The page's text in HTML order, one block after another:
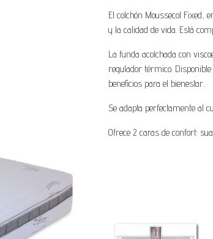
El colchón Moussecol Fixed,
y la calidad de vida. Está
La funda acolchada con
regulador térmico.
beneficios para el bienestar.
Se adapta perfectamente al
Ofrece 2 caras de confort: